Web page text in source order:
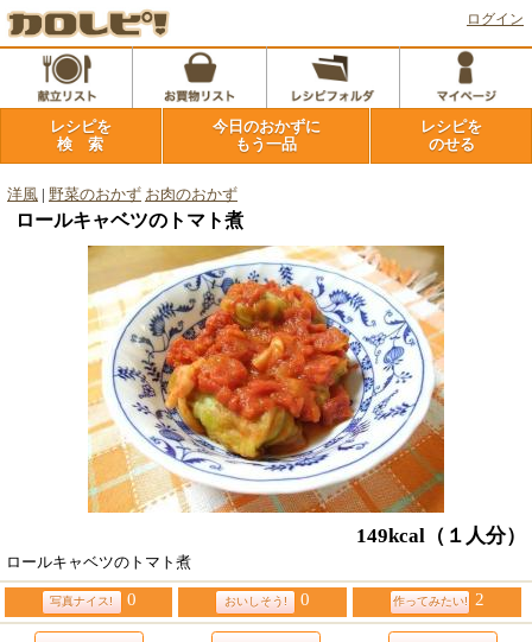
ログイン
レシピを
検 索
今日のおかずに
もう一品
レシピを
のせる
洋風 野菜のおかず お肉のおかず
ロールキャベツのトマト煮
149kcal （１人分）
ロールキャベツのトマト煮
写真ナイス! 0 おいしそう! 0 作ってみたい! 2